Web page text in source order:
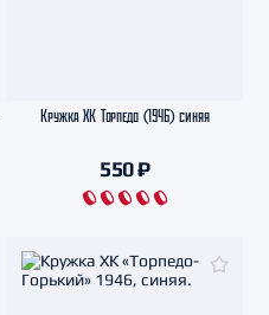
Кружка ХК Торпедо (1946) синяя
550 ₽